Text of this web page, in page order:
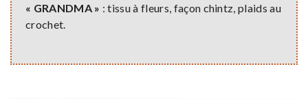
« GRANDMA » : tissu à fleurs, façon chintz, plaids au
crochet.